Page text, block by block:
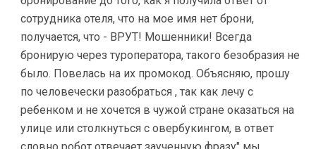
сотрудника отеля, что на мое имя нет брони,
получается, что - ВРУТ! Мошенники! Всегда
бронирую через туроператора, такого безобразия не
было. Повелась на их промокод. Объясняю, прошу
по человечески разобраться , так как лечу с
ребенком и не хочется в чужой стране оказаться на
улице или столкнуться с овербукингом, в ответ